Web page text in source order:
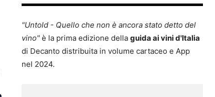
"Untold - Quello che non è ancora stato detto del
vino" è la prima edizione dellaguida ai vini d'Italia
di Decanto distribuita in volume cartaceo e App
nel 2024.